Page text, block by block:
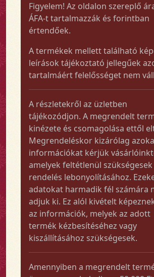
Figyelem! Az oldalon szereplő
ÁFA-t tartalmazzák és forintban
értendőek.
A termékek mellett található
leírások tájékoztató jellegűek
tartalmáért felelősséget nem
A részletekről az üzletben
tájékozódjon. A megrendelt
kinézete és csomagolása ettől
Megrendeléskor kizárólag
információkat kérjük
amelyek feltétlenül szükségesek
rendelés lebonyolításához.
adatokat harmadik fél számára
adjuk ki. Ez alól kivételt
az információk, melyek az adott
termék kézbesítéséhez vagy
kiszállításához szükségesek.
Amennyiben a megrendelt